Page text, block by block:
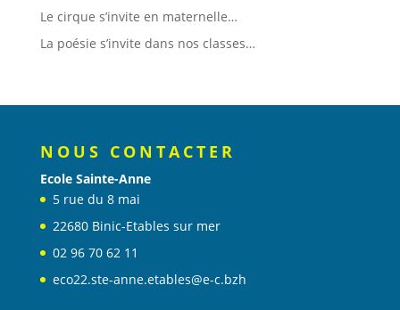
Le cirque s’invite en maternelle…
La poésie s’invite dans nos classes…
NOUS CONTACTER
Ecole Sainte-Anne
5 rue du 8 mai
22680 Binic-Etables sur mer
02 96 70 62 11
eco22.ste-anne.etables@e-c.bzh